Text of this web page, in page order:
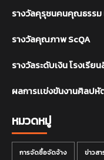
รางวัลคุรุชนคนคุณธรรม
รางวัลคุณภาพ ScQA
รางวัลระดับเงิน โรงเรีย
ผลการเเข่งขันงานศิลป
หมวดหมู่
การจัดซื้อจัดจ้าง ข่าวส